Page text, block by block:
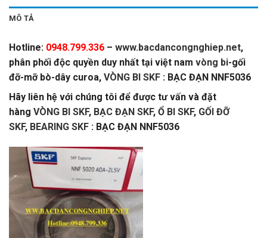
MÔ TẢ
Hotline: 0948.799.336 – www.bacdancongnghiep.net,
phân phối độc quyền duy nhất tại việt nam vòng bi-gối
đỡ-mỡ bò-dây curoa, VÒNG BI SKF : BẠC ĐẠN NNF5036
Hãy liên hệ với chúng tôi để được tư vấn và đặt
hàng VÒNG BI SKF, BẠC ĐẠN SKF, Ổ BI SKF, GỐI ĐỠ
SKF, BEARING SKF : BẠC ĐẠN NNF5036